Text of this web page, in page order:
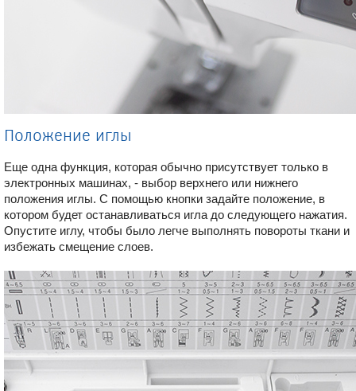
Положение иглы
Еще одна функция, которая обычно присутствует только в
электронных машинах, - выбор верхнего или нижнего
положения иглы. С помощью кнопки задайте положение, в
котором будет останавливаться игла до следующего нажатия.
Опустите иглу, чтобы было легче выполнять повороты ткани и
избежать смещение слоев.